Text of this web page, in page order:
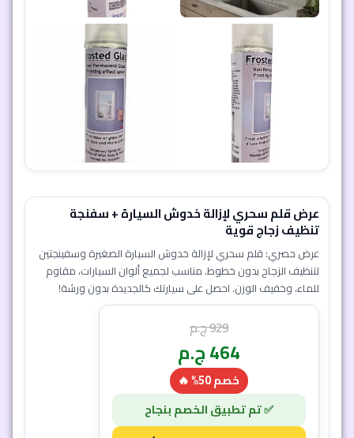
عرض قلم سحري لإزالة خدوش السيارة + سفنجة
تنظيف زجاج قوية
عرض حصري: قلم سحري لإزالة خدوش السيارة الصغيرة وسفينجتين
لتنظيف الزجاج بدون خطوط. مناسب لجميع ألوان السيارات، مقاوم
للماء، وخفيف الوزن. احصل على سيارتك كالجديدة بدون ورشة!
929ج.م
464ج.م
خصم 50% 🔥